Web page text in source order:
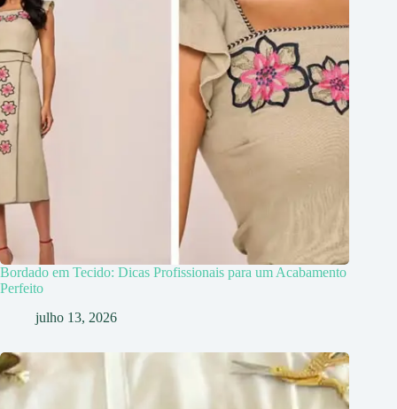
Bordado em Tecido: Dicas Profissionais para um Acabamento
Perfeito
julho 13, 2026